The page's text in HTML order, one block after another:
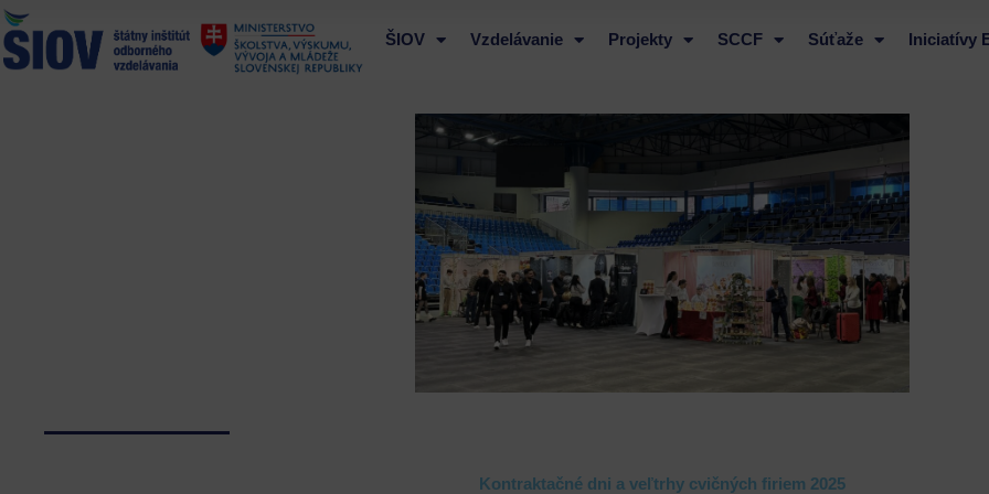
Preskočiť
na
obsah
ŠIOV Vzdelávanie Projekty SCCF Súťaže Iniciatívy
Kontraktačné dni a veľtrhy cvičných firiem 2025